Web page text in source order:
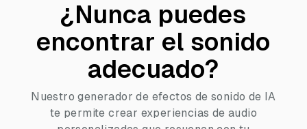
¿Nunca puedes
encontrar el sonido
adecuado?
Nuestro generador de efectos de sonido de IA
te permite crear experiencias de audio